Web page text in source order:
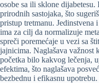
osobe sa ili sklone
prirodnih sastojaka, što
pristup tretmanu.
ima za cilj da normalizuje
spreči poremećaje u vezi sa
jajnicima. Naglašava važnost
početka bilo kakvog lečenja,
efektima, što naglašava
bezbednu i efikasnu upotrebu.